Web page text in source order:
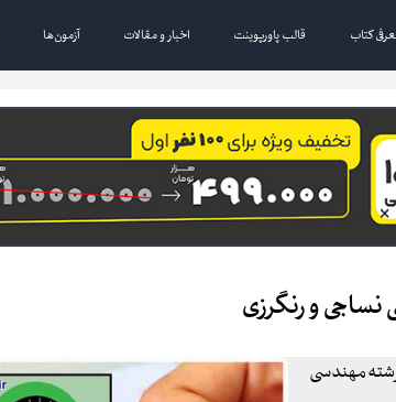
کتاب قالب پاورپوینت اخبار و مقالات آزمون‌ها
و رنگرزی
مهندسی